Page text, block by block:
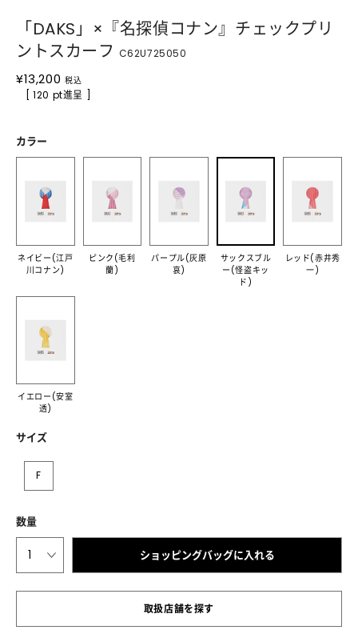
「DAKS」×『名探偵コナン』チェックプリ
ントスカーフ C62U725050
¥13,200 税込
[ 120 pt進呈 ]
カラー
ネイビー(江戸
川コナン)
ピンク(毛利
蘭)
パープル(灰原
哀)
サックスブル
ー(怪盗キッ
ド)
レッド(赤井秀
一)
イエロー(安室
透)
サイズ
F
数量
1 ショッピングバッグに入れる
取扱店舗を探す